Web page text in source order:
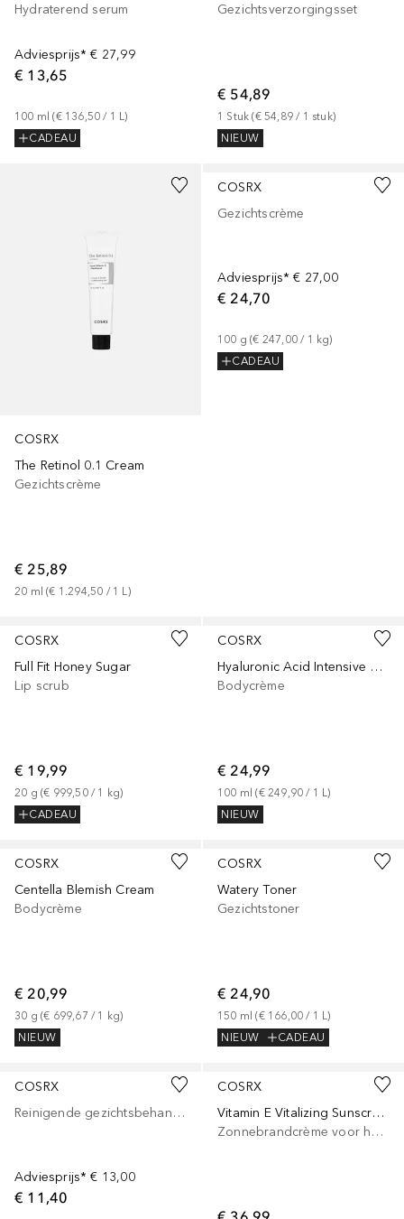
Hydraterend serum
Adviesprijs* € 27,99
€ 13,65
100 ml (€ 136,50 / 1 L)
CADEAU
Gezichtsverzorgingsset
€ 54,89
1 Stuk (€ 54,89 / 1 stuk)
NIEUW
COSRX
The Retinol 0.1 Cream
Gezichtscrème
€ 25,89
20 ml (€ 1.294,50 / 1 L)
COSRX
Gezichtscrème
Adviesprijs* € 27,00
€ 24,70
100 g (€ 247,00 / 1 kg)
CADEAU
COSRX
Full Fit Honey Sugar
Lip scrub
€ 19,99
20 g (€ 999,50 / 1 kg)
CADEAU
COSRX
Hyaluronic Acid Intensive Cream
Bodycrème
€ 24,99
100 ml (€ 249,90 / 1 L)
NIEUW
COSRX
Centella Blemish Cream
Bodycrème
€ 20,99
30 g (€ 699,67 / 1 kg)
NIEUW
COSRX
Watery Toner
Gezichtstoner
€ 24,90
150 ml (€ 166,00 / 1 L)
NIEUW
CADEAU
COSRX
Reinigende gezichtsbehandeling
Adviesprijs* € 13,00
€ 11,40
COSRX
Vitamin E Vitalizing Sunscreen SPF50 PA++++
Zonnebrandcrème voor het lichaam